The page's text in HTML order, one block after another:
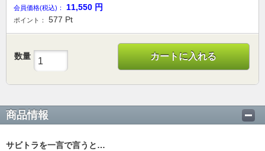
会員価格(税込)： 11,550 円
ポイント： 577 Pt
数量 カートに入れる
商品情報
サビトラを一言で言うと…